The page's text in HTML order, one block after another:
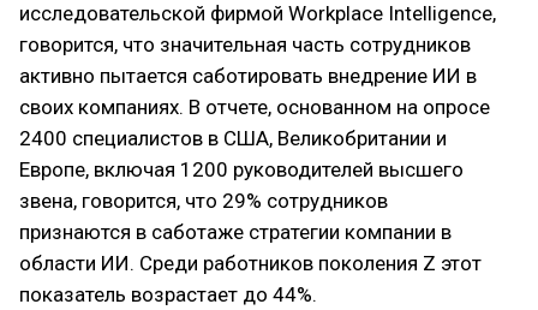
исследовательской фирмой Workplace Intelligence,
говорится, что значительная часть сотрудников
активно пытается саботировать внедрение ИИ в
своих компаниях. В отчете, основанном на опросе
2400 специалистов в США, Великобритании и
Европе, включая 1200 руководителей высшего
звена, говорится, что 29% сотрудников
признаются в саботаже стратегии компании в
области ИИ. Среди работников поколения Z этот
показатель возрастает до 44%.